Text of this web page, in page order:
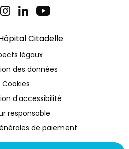
Citadelle
légaux
des données
Cookies
d'accessibilité
responsable
de paiement